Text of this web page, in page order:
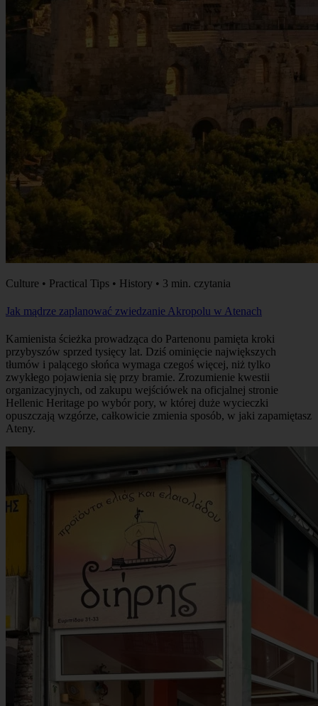
Culture • Practical Tips • History • 3 min. czytania
Jak mądrze zaplanować zwiedzanie Akropolu w Atenach
Kamienista ścieżka prowadząca do Partenonu pamięta kroki
przybyszów sprzed tysięcy lat. Dziś ominięcie największych
tłumów i palącego słońca wymaga czegoś więcej, niż tylko
zwykłego pojawienia się przy bramie. Zrozumienie kwestii
organizacyjnych, od zakupu wejściówek na oficjalnej stronie
Hellenic Heritage po wybór pory, w której duże wycieczki
opuszczają wzgórze, całkowicie zmienia sposób, w jaki zapamiętasz
Ateny.